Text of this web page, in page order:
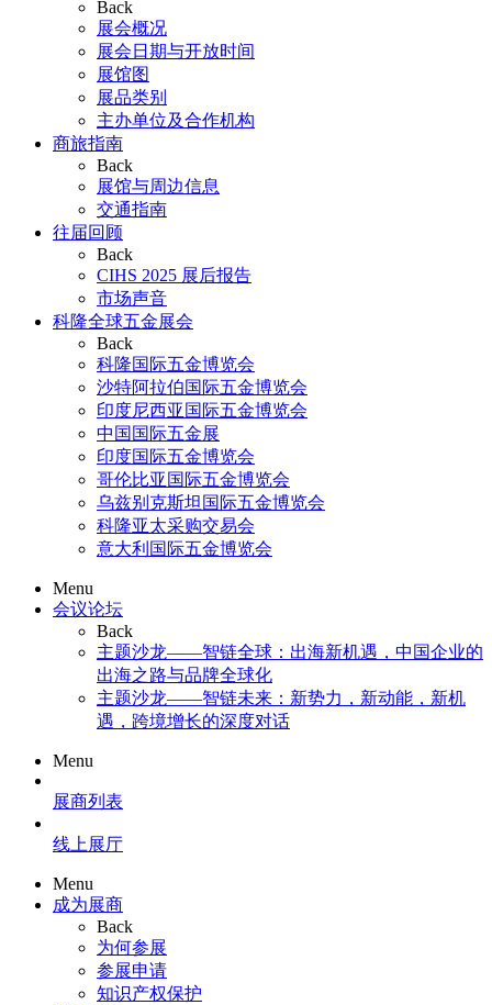
Back
展会概况
展会日期与开放时间
展馆图
展品类别
主办单位及合作机构
商旅指南
Back
展馆与周边信息
交通指南
往届回顾
Back
CIHS 2025 展后报告
市场声音
科隆全球五金展会
Back
科隆国际五金博览会
沙特阿拉伯国际五金博览会
印度尼西亚国际五金博览会
中国国际五金展
印度国际五金博览会
哥伦比亚国际五金博览会
乌兹别克斯坦国际五金博览会
科隆亚太采购交易会
意大利国际五金博览会
Menu
会议论坛
Back
主题沙龙——智链全球：出海新机遇，中国企业的
出海之路与品牌全球化
主题沙龙——智链未来：新势力，新动能，新机
遇，跨境增长的深度对话
Menu
展商列表
线上展厅
Menu
成为展商
Back
为何参展
参展申请
知识产权保护